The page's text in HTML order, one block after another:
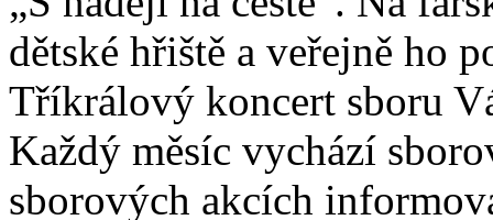
dětské hřiště a veřejně ho
Tříkrálový koncert sboru
Každý měsíc vychází
sborových akcích